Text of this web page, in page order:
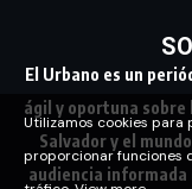
El Urbano es un
ágil y oportuna sobre
Salvador y el
audiencia informada
Utilizamos cookies para
proporcionar funciones